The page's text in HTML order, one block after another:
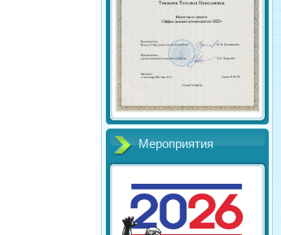
Мероприятия